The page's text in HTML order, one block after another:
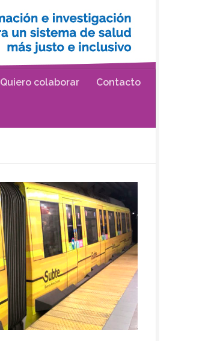
Quiero colaborar Contacto